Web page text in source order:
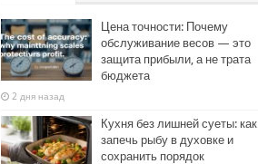
Цена точности: Почему
обслуживание весов — это
защита прибыли, а не трата
бюджета
2 дня назад
Кухня без лишней суеты: как
запечь рыбу в духовке и
сохранить порядок